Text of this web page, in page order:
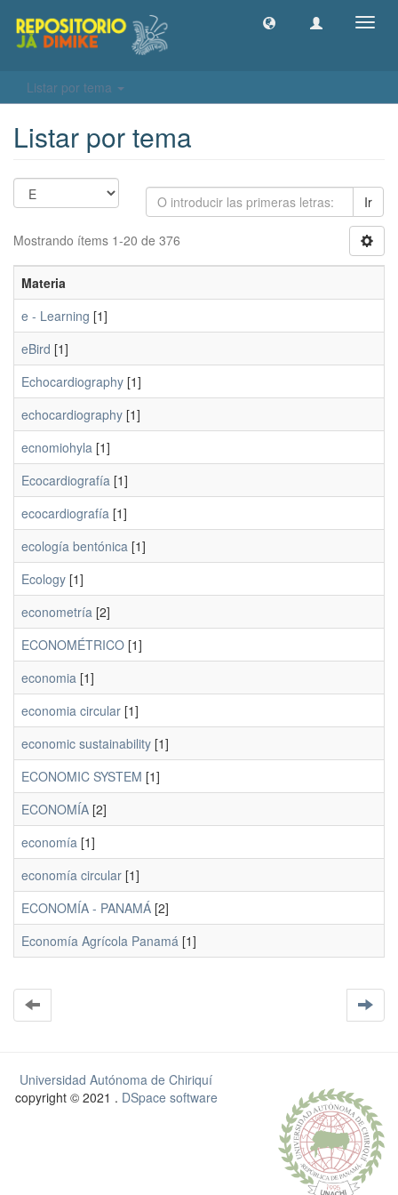
Listar por tema
Listar por tema
Ir
Mostrando ítems 1-20 de 376
Materia
e - Learning [1]
eBird [1]
Echocardiography [1]
echocardiography [1]
ecnomiohyla [1]
Ecocardiografía [1]
ecocardiografía [1]
ecología bentónica [1]
Ecology [1]
econometría [2]
ECONOMÉTRICO [1]
economia [1]
economia circular [1]
economic sustainability [1]
ECONOMIC SYSTEM [1]
ECONOMÍA [2]
economía [1]
economía circular [1]
ECONOMÍA - PANAMÁ [2]
Economía Agrícola Panamá [1]
Universidad Autónoma de Chiriquí
copyright © 2021 . DSpace software